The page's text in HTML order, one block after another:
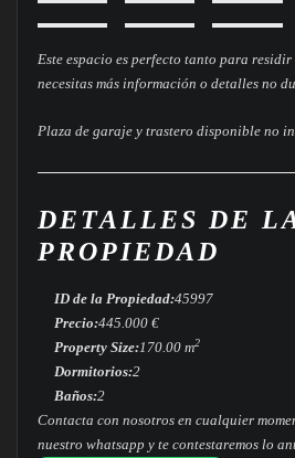
Este espacio es perfecto tanto para
necesitas más información o detalles no
Plaza de garaje y trastero disponible no
DETALLES DE
PROPIEDAD
ID de la Propiedad:45997
Precio:445.000 €
Property Size:170.00 m2
Dormitorios:2
Baños:2
Contacta con nosotros en cualquier
nuestro whatsapp y te contestaremos lo